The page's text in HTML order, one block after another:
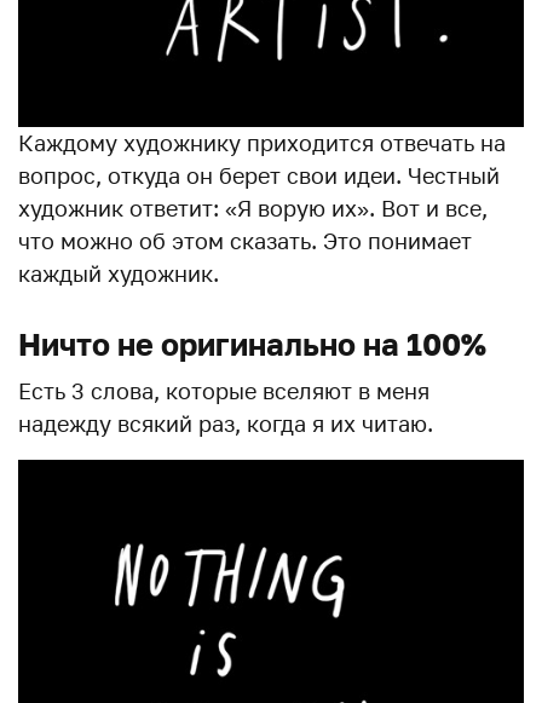
Каждому художнику приходится отвечать на
вопрос, откуда он берет свои идеи. Честный
художник ответит: «Я ворую их». Вот и все,
что можно об этом сказать. Это понимает
каждый художник.
Ничто не оригинально на 100%
Есть 3 слова, которые вселяют в меня
надежду всякий раз, когда я их читаю.